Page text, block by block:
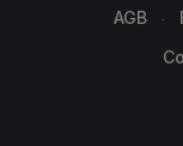
AGB